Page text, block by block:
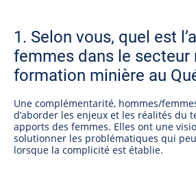
1. Selon vous, quel est
femmes dans le secteur
formation minière au
Une complémentarité, hommes/
d’aborder les enjeux et les réalités du
apports des femmes. Elles ont une
solutionner les problématiques qui
lorsque la complicité est établie.